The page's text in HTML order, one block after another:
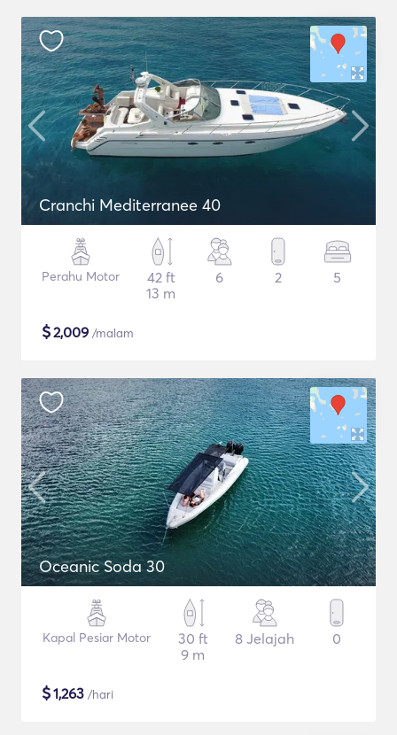
Cranchi Mediterranee 40
Perahu Motor
42 ft
13 m
6 2 5
$2,009 /malam
Oceanic Soda 30
Kapal Pesiar Motor
30 ft
9 m
8 Jelajah 0
$1,263 /hari